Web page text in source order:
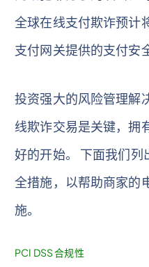
全球在线支付欺诈预计
支付网关提供的支付安
投资强大的风险管理解
线欺诈交易是关键，拥
好的开始。 下面我们
全措施，以帮助商家的
施。
PCI DSS 合规性